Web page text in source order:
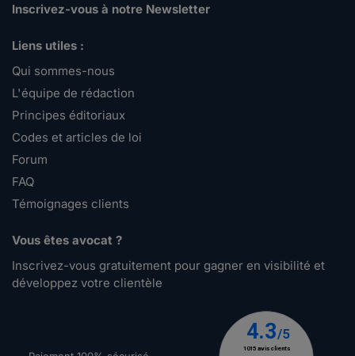
Inscrivez-vous à notre Newsletter
Liens utiles :
Qui sommes-nous
L'équipe de rédaction
Principes éditoriaux
Codes et articles de loi
Forum
FAQ
Témoignages clients
Vous êtes avocat ?
Inscrivez-vous gratuitement pour gagner en visibilité et
développez votre clientèle